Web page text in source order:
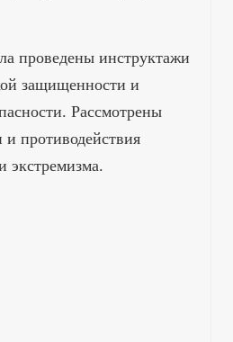
проведены инструктажи
защищенности и
Рассмотрены
противодействия
экстремизма.